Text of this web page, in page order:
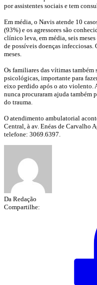
por assistentes sociais e tem
Em média, o Navis atende 10
(93%) e os agressores são
clínico leva, em média, seis
de possíveis doenças infecciosas.
meses.
Os familiares das vítimas
psicológicas, importante para
eixo perdido após o ato violento.
nunca procuraram ajuda também
do trauma.
O atendimento ambulatorial
Central, à av. Enéas de Carvalho
telefone: 3069.6397.
Da Redação
Compartilhe: